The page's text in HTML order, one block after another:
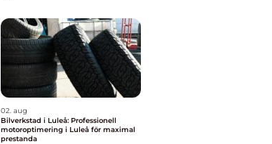
02. aug
Bilverkstad i Luleå: Professionell
motoroptimering i Luleå för maximal
prestanda